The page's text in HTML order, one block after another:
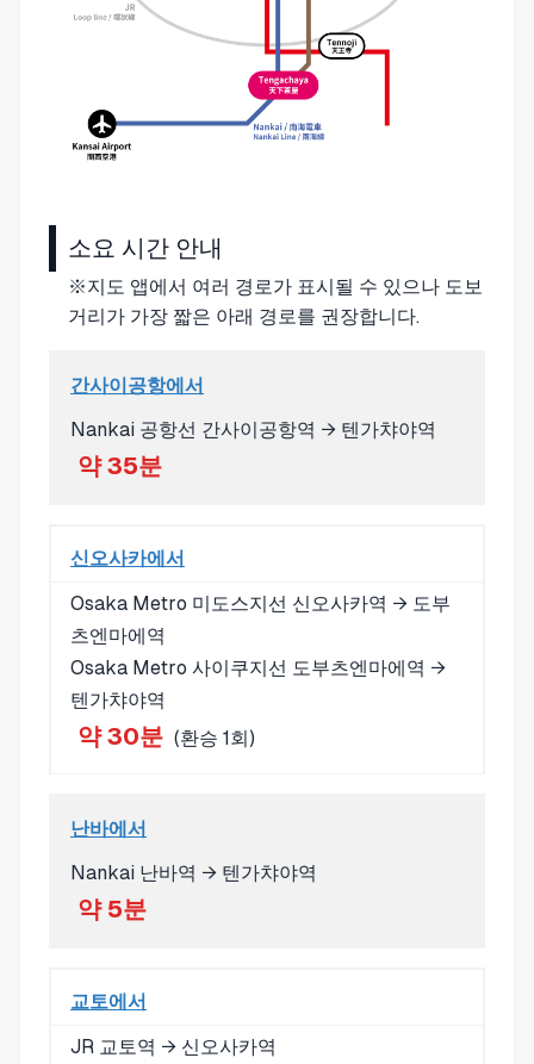
소요 시간 안내
※지도 앱에서 여러 경로가 표시될 수 있으나 도보
거리가 가장 짧은 아래 경로를 권장합니다.
간사이공항에서
Nankai 공항선 간사이공항역 → 텐가챠야역
약 35분
신오사카에서
Osaka Metro 미도스지선 신오사카역 → 도부
츠엔마에역
Osaka Metro 사이쿠지선 도부츠엔마에역 →
텐가챠야역
약 30분 (환승 1회)
난바에서
Nankai 난바역 → 텐가챠야역
약 5분
교토에서
JR 교토역 → 신오사카역